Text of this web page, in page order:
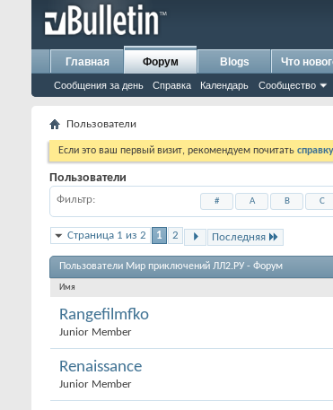
Главная Форум
Сообщения за день Справка Календарь Сообщество
Blogs Что
Пользователи
Если это ваш первый визит, рекомендуем почитать справку
Пользователи
Фильтр # A B C
Страница 1 из 2 1 2 Последняя
Пользователи Мир приключений ЛЛ2.РУ - Форум
Имя
Rangefilmfko
Junior Member
Renaissance
Junior Member